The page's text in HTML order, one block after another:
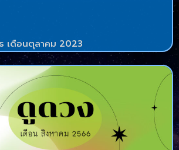
เดือนตุลาคม 2023